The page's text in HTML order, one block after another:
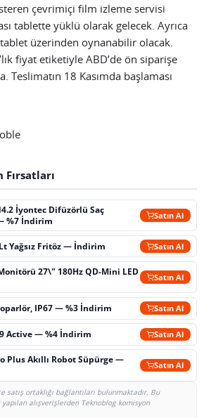
çevrimiçi film izleme servisi
tablette yüklü olarak gelecek. Ayrıca
üzerinden oynanabilir olacak.
fiyat etiketiyle ABD’de ön siparişe
Teslimatın 18 Kasımda başlaması
Fırsatları
İyontec Difüzörlü Saç
%7 İndirim
Satın Al
Yağsız Fritöz — İndirim Satın Al
27\" 180Hz QD-Mini LED
Satın Al
IP67 — %3 İndirim Satın Al
Active — %4 İndirim Satın Al
Plus Akıllı Robot Süpürge —
Satın Al
ortaklığı bağlantıları bulunmaktadır. Bu
alışverişlerden Teknoblog komisyon